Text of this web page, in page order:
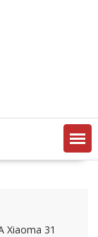
Xiaoma 31